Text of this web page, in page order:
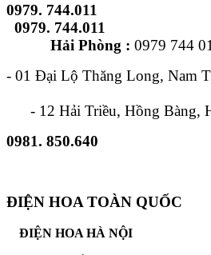
0979. 744.011
0979. 744.011
Hải Phòng : 0979 744
- 01 Đại Lộ Thăng Long,
- 12 Hải Triều, Hồng Bàng,
0981. 850.640
ĐIỆN HOA TOÀN QUỐC
ĐIỆN HOA HÀ NỘI